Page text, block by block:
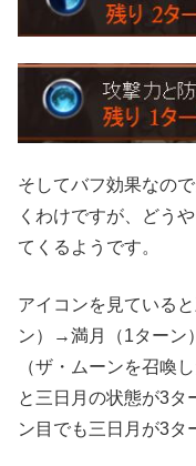
そしてバフ効果なの
くわけですが、どう
てくるようです。
アイコンを見ている
ン）→満月（1ターン
（ザ・ムーンを召喚
と三日月の状態が3タ
ン目でも三日月が3タ